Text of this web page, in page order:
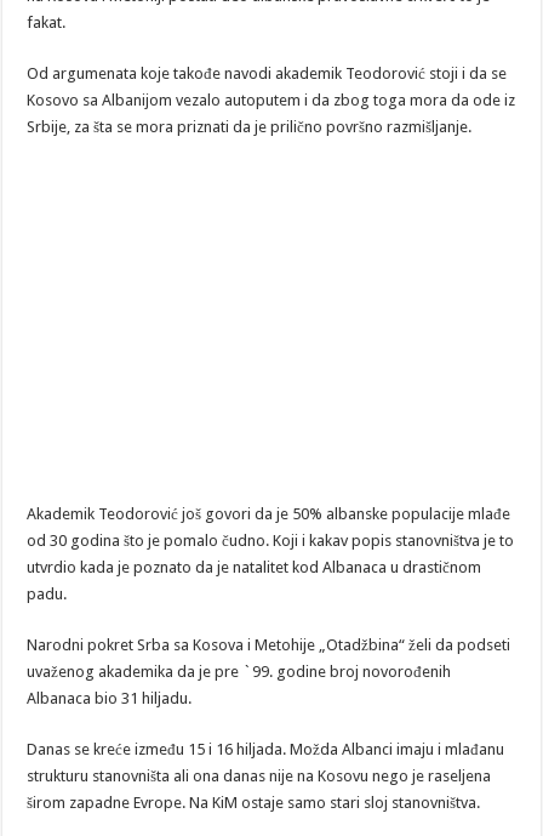
fakat.
Od argumenata koje takođe navodi akademik Teodorović stoji i da se
Kosovo sa Albanijom vezalo autoputem i da zbog toga mora da ode iz
Srbije, za šta se mora priznati da je prilično površno razmišljanje.
Akademik Teodorović još govori da je 50% albanske populacije mlađe
od 30 godina što je pomalo čudno. Koji i kakav popis stanovništva je to
utvrdio kada je poznato da je natalitet kod Albanaca u drastičnom
padu.
Narodni pokret Srba sa Kosova i Metohije „Otadžbina“ želi da podseti
uvaženog akademika da je pre `99. godine broj novorođenih
Albanaca bio 31 hiljadu.
Danas se kreće između 15 i 16 hiljada. Možda Albanci imaju i mlađanu
strukturu stanovništa ali ona danas nije na Kosovu nego je raseljena
širom zapadne Evrope. Na KiM ostaje samo stari sloj stanovništva.